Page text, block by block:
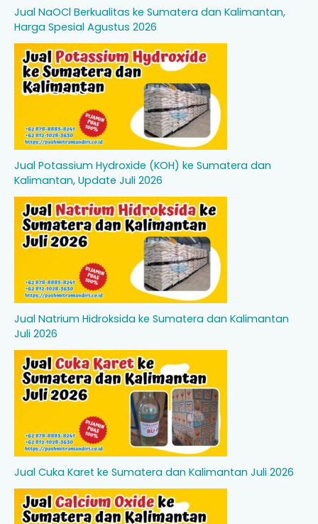
Jual NaOCl Berkualitas ke Sumatera dan Kalimantan,
Harga Spesial Agustus 2026
Jual Potassium Hydroxide (KOH) ke Sumatera dan
Kalimantan, Update Juli 2026
Jual Natrium Hidroksida ke Sumatera dan Kalimantan
Juli 2026
Jual Cuka Karet ke Sumatera dan Kalimantan Juli 2026